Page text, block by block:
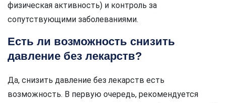
физическая активность) и контроль за
сопутствующими заболеваниями.
Есть ли возможность снизить
давление без лекарств?
Да, снизить давление без лекарств есть
возможность. В первую очередь, рекомендуется